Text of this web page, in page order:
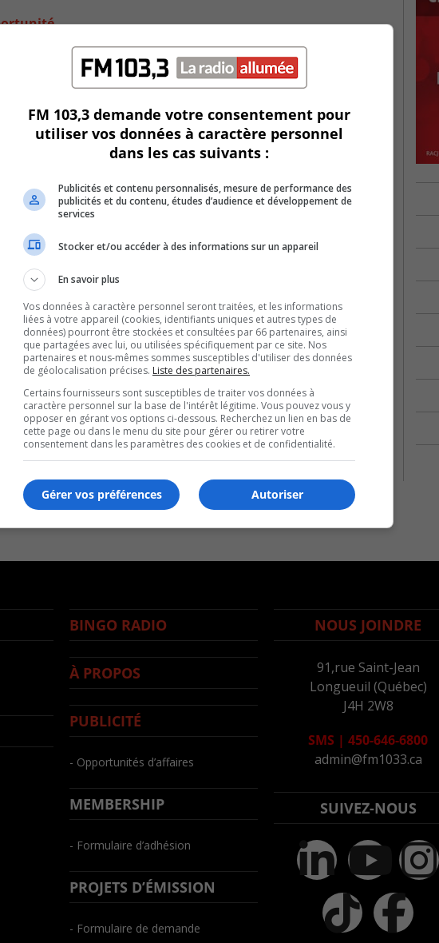
BINGO RADIO
À PROPOS
PUBLICITÉ
- Opportunités d’affaires
MEMBERSHIP
- Formulaire d’adhésion
PROJETS D’ÉMISSION
- Formulaire de demande
NOUS JOINDRE
91,rue Saint-Jean
Longueuil (Québec)
J4H 2W8
SMS | 450-646-6800
admin@fm1033.ca
SUIVEZ-NOUS
FM 103,3 demande votre consentement pour
utiliser vos données à caractère personnel
dans les cas suivants :
Publicités et contenu personnalisés, mesure de performance des
publicités et du contenu, études d’audience et développement de
services
Stocker et/ou accéder à des informations sur un appareil
En savoir plus
Vos données à caractère personnel seront traitées, et les informations
liées à votre appareil (cookies, identifiants uniques et autres types de
données) pourront être stockées et consultées par 66 partenaires, ainsi
que partagées avec lui, ou utilisées spécifiquement par ce site. Nos
partenaires et nous-mêmes sommes susceptibles d'utiliser des données
de géolocalisation précises. Liste des partenaires.
Certains fournisseurs sont susceptibles de traiter vos données à
caractère personnel sur la base de l'intérêt légitime. Vous pouvez vous y
opposer en gérant vos options ci-dessous. Recherchez un lien en bas de
cette page ou dans le menu du site pour gérer ou retirer votre
consentement dans les paramètres des cookies et de confidentialité.
Autoriser
Gérer vos préférences